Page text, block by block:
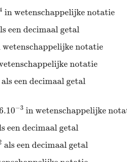
in wetenschappelijke notatie
in wetenschappelijke notatie
een decimaal getal
als een decimaal getal
wetenschappelijke notatie
notatie
notatie
notatie
als een decimaal getal
als een decimaal getal
−3 in wetenschappelijke
−3 in wetenschappelijke
een decimaal getal
een decimaal getal
als een decimaal getal
als een decimaal getal
notatie